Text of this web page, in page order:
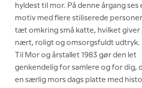
hyldest til mor. På denne årgang
motiv med flere stiliserede
tæt omkring små katte, hvilket giver
nært, roligt og omsorgsfuldt udtryk.
Til Mor og årstallet 1983 gør den let
genkendelig for samlere og for dig,
en særlig mors dags platte med